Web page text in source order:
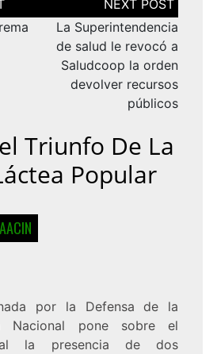
La Superintendencia
de salud le revocó a
Saludcoop la orden
devolver recursos
públicos
Triunfo De La
Popular
por la Defensa de la
Nacional pone sobre el
la presencia de dos